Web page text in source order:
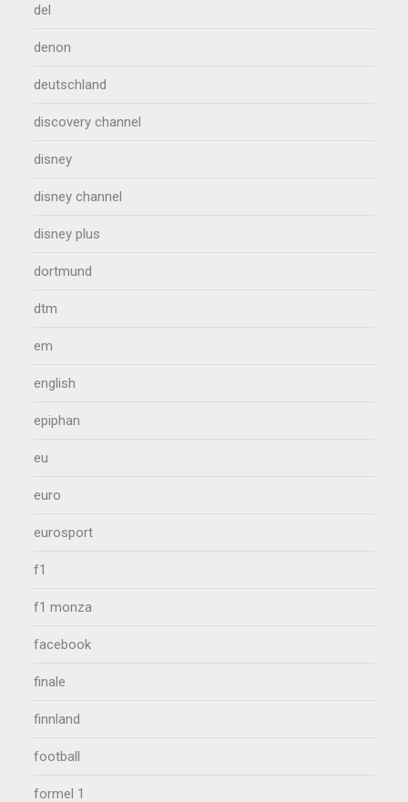
del
denon
deutschland
discovery channel
disney
disney channel
disney plus
dortmund
dtm
em
english
epiphan
eu
euro
eurosport
f1
f1 monza
facebook
finale
finnland
football
formel 1